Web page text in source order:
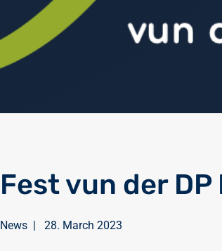
Fest vun der
News| 28. March 2023